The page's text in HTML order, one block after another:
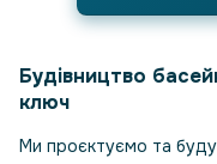
Будівництво
ключ
Ми проєктуємо та